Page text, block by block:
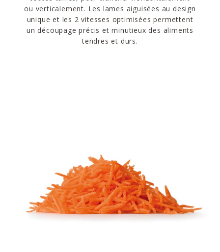
ou verticalement. Les lames aiguisées au design
unique et les 2 vitesses optimisées permettent
un découpage précis et minutieux des aliments
tendres et durs.